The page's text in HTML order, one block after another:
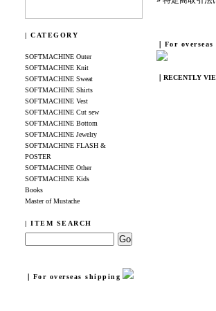
| CATEGORY
SOFTMACHINE Outer
SOFTMACHINE Knit
SOFTMACHINE Sweat
SOFTMACHINE Shirts
SOFTMACHINE Vest
SOFTMACHINE Cut sew
SOFTMACHINE Bottom
SOFTMACHINE Jewelry
SOFTMACHINE FLASH &
POSTER
SOFTMACHINE Other
SOFTMACHINE Kids
Books
Master of Mustache
| ITEM SEARCH
｜For overseas shipping
｜For
｜RECENTLY